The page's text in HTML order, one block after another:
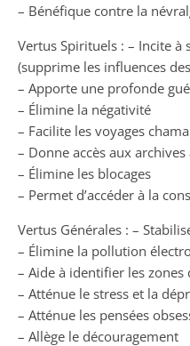
– Bénéfique contre la
Vertus Spirituels : – Incite à
(supprime les influences
– Apporte une profonde
– Élimine la négativité
– Facilite les voyages
– Donne accès aux archives
– Élimine les blocages
– Permet d’accéder à la
Vertus Générales : –
– Élimine la pollution
– Aide à identifier les zones
– Atténue le stress et la
– Atténue les pensées
– Allège le découragement